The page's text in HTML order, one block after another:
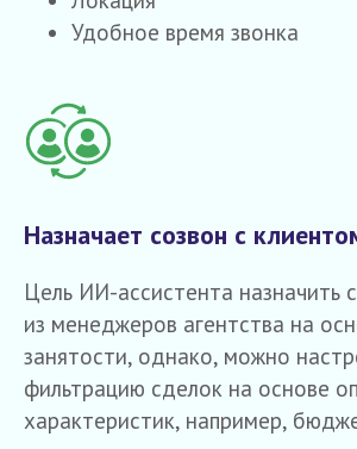
Удобное время звонка
Назначает созвон с
Цель ИИ-ассистента назначить
из менеджеров агентства на
занятости, однако, можно
фильтрацию сделок на основе
характеристик, например,